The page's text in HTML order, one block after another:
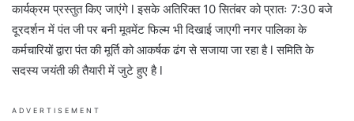
कार्यक्रम प्रस्तुत किए जाएंगे l इसके अतिरिक्त 10 सितंबर को प्रातः 7:30 बजे
दूरदर्शन में पंत जी पर बनी मूवमेंट फिल्म भी दिखाई जाएगी नगर पालिका के
कर्मचारियों द्वारा पंत की मूर्ति को आकर्षक ढंग से सजाया जा रहा है l समिति के
सदस्य जयंती की तैयारी में जुटे हुए है l
ADVERTISEMENT